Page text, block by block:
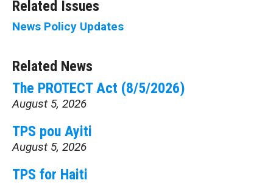
Related Issues
News Policy Updates
Related News
The PROTECT Act (8/5/2026)
August 5, 2026
TPS pou Ayiti
August 5, 2026
TPS for Haiti